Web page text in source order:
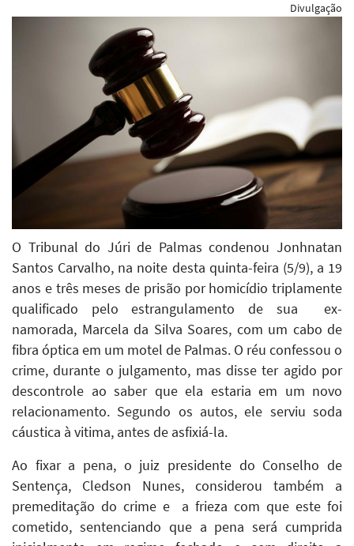
E-
Divulgação
O Tribunal do Júri de Palmas condenou Jonhnatan
Santos Carvalho, na noite desta quinta-feira (5/9), a 19
anos e três meses de prisão por homicídio triplamente
qualificado pelo estrangulamento de sua ex-
namorada, Marcela da Silva Soares, com um cabo de
fibra óptica em um motel de Palmas. O réu confessou o
crime, durante o julgamento, mas disse ter agido por
descontrole ao saber que ela estaria em um novo
relacionamento. Segundo os autos, ele serviu soda
cáustica à vitima, antes de asfixiá-la.
Ao fixar a pena, o juiz presidente do Conselho de
Sentença, Cledson Nunes, considerou também a
premeditação do crime e a frieza com que este foi
cometido, sentenciando que a pena será cumprida